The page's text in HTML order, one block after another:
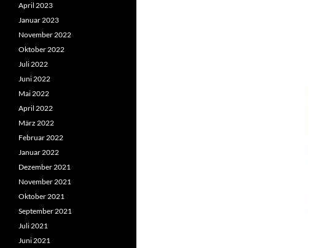
April 2023
Januar 2023
November 2022
Oktober 2022
Juli 2022
Juni 2022
Mai 2022
April 2022
März 2022
Februar 2022
Januar 2022
Dezember 2021
November 2021
Oktober 2021
September 2021
Juli 2021
Juni 2021